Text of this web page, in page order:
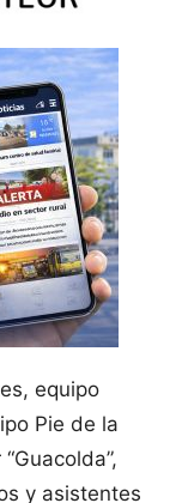
equipo
Pie de la
y asistentes